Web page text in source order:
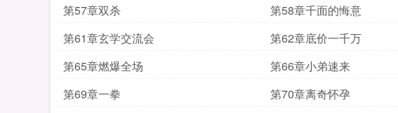
第57章双杀
第58章千面的悔意
第61章玄学交流会
第62章底价一千万
第65章燃爆全场
第66章小弟速来
第69章一拳
第70章离奇怀孕